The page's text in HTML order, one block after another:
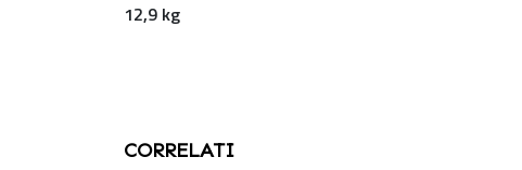
12,9 kg
CORRELATI